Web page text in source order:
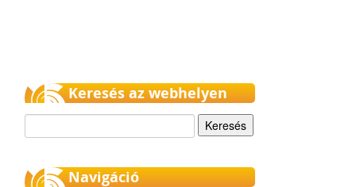
Keresés az webhelyen
Navigáció